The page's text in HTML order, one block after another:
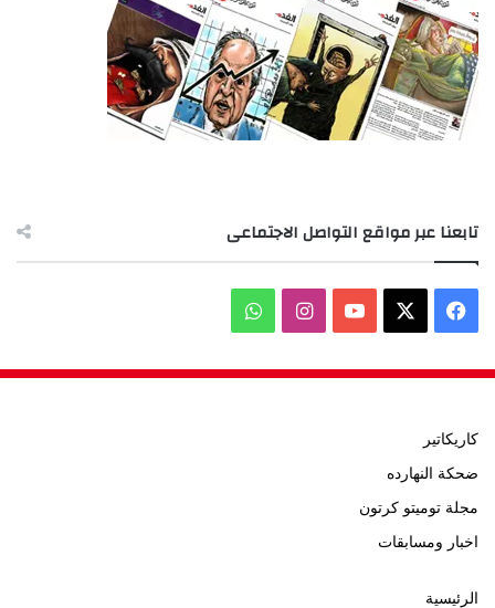
تابعنا عبر مواقع التواصل الاجتماعى
فيسبوك ‫YouTubeانستقرامواتساب
كاريكاتير
ضحكة النهارده
مجلة توميتو كرتون
اخبار ومسابقات
الرئيسية